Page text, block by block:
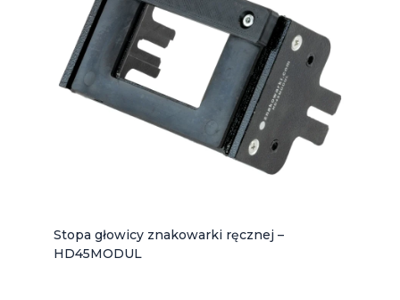
Stopa głowicy znakowarki ręcznej –
HD45MODUL